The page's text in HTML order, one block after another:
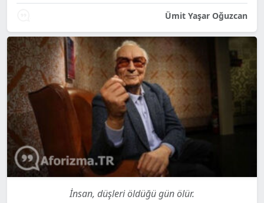
Ümit Yaşar Oğuzcan
İnsan, düşleri öldüğü gün ölür.